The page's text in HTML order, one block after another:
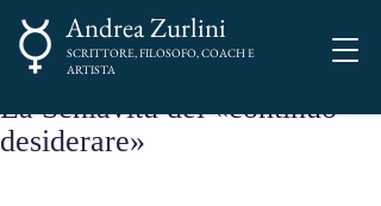
Andrea Zurlini
SCRITTORE, FILOSOFO, COACH E
ARTISTA
La Schiavitù del «continuo
desiderare»